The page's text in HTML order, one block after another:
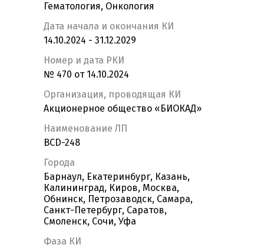
Гематология, Онкология
Дата начала и окончания КИ
14.10.2024 - 31.12.2029
Номер и дата РКИ
№ 470 от 14.10.2024
Организация, проводящая КИ
Акционерное общество «БИОКАД»
Наименование ЛП
BCD-248
Города
Барнаул, Екатеринбург, Казань,
Калининград, Киров, Москва,
Обнинск, Петрозаводск, Самара,
Санкт-Петербург, Саратов,
Смоленск, Сочи, Уфа
Фаза КИ